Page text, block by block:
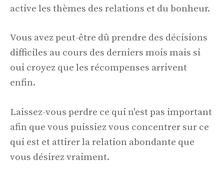
active les thèmes des relations et du bonheur.
Vous avez peut-être dû prendre des décisions
difficiles au cours des derniers mois mais si
oui croyez que les récompenses arrivent
enfin.
Laissez-vous perdre ce qui n'est pas important
afin que vous puissiez vous concentrer sur ce
qui est et attirer la relation abondante que
vous désirez vraiment.